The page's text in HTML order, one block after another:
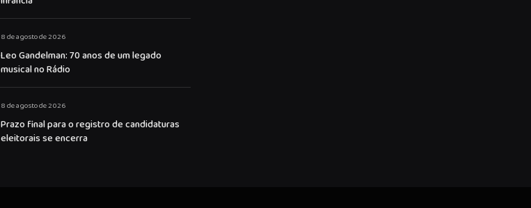
8 de agosto de 2026
Leo Gandelman: 70 anos de um legado
musical no Rádio
8 de agosto de 2026
Prazo final para o registro de candidaturas
eleitorais se encerra